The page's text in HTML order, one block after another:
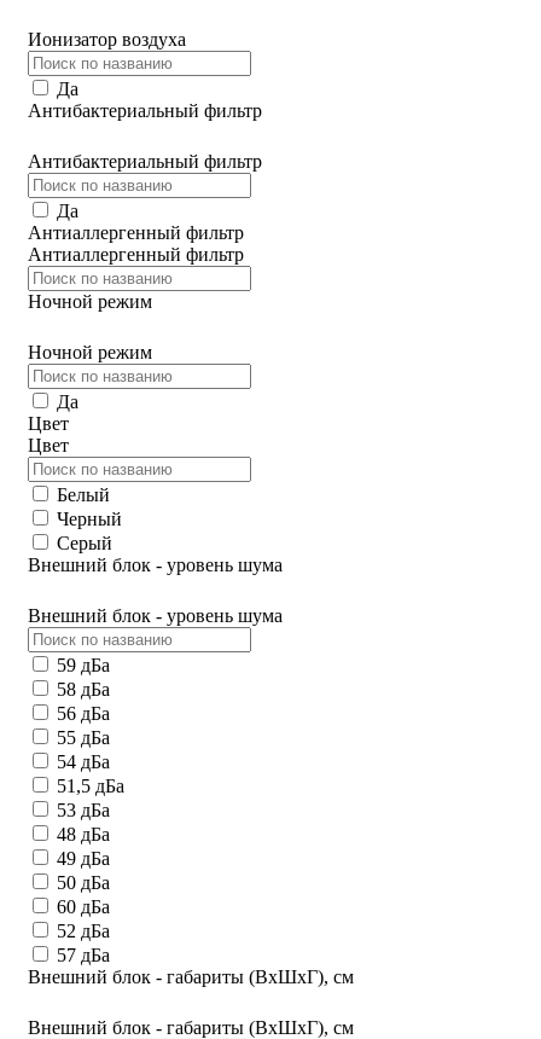
Ионизатор воздуха
Да
Антибактериальный фильтр
Антибактериальный фильтр
Да
Антиаллергенный фильтр
Антиаллергенный фильтр
Ночной режим
Ночной режим
Да
Цвет
Цвет
Белый
Черный
Серый
Внешний блок - уровень шума
Внешний блок - уровень шума
59 дБа
58 дБа
56 дБа
55 дБа
54 дБа
51,5 дБа
53 дБа
48 дБа
49 дБа
50 дБа
60 дБа
52 дБа
57 дБа
Внешний блок - габариты (ВхШхГ), см
Внешний блок - габариты (ВхШхГ), см